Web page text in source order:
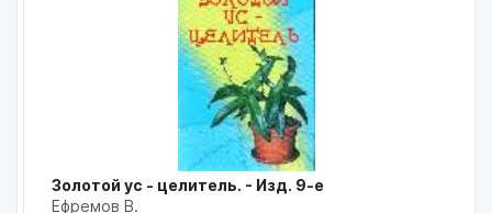
Золотой ус - целитель. - Изд. 9-е
Ефремов В.